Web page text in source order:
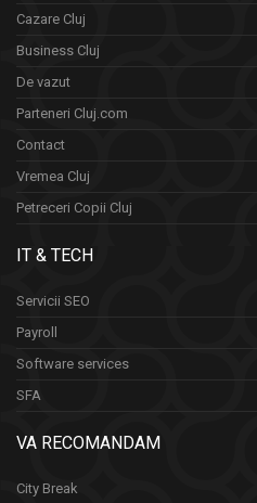
Cazare Cluj
Business Cluj
De vazut
Parteneri Cluj.com
Contact
Vremea Cluj
Petreceri Copii Cluj
IT & TECH
Servicii SEO
Payroll
Software services
SFA
VA RECOMANDAM
City Break